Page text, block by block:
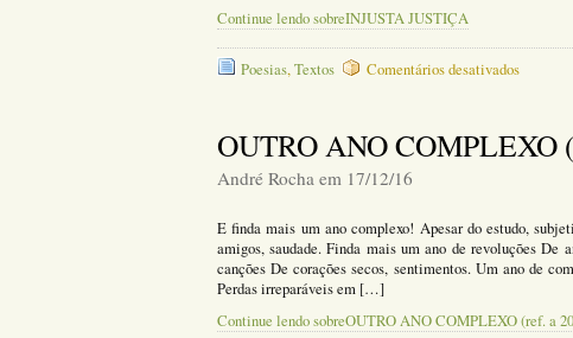
Continue lendo sobreINJUSTA JUSTIÇA
Poesias,Textos Comentários desativadosem
OUTRO ANO COMPLEXO
André Rocha em 17/12/16
E finda mais um ano complexo! Apesar do estudo,
amigos, saudade. Finda mais um ano de revoluções
canções De corações secos, sentimentos. Um ano de
Perdas irreparáveis em […]
Continue lendo sobreOUTRO ANO COMPLEXO (ref. a